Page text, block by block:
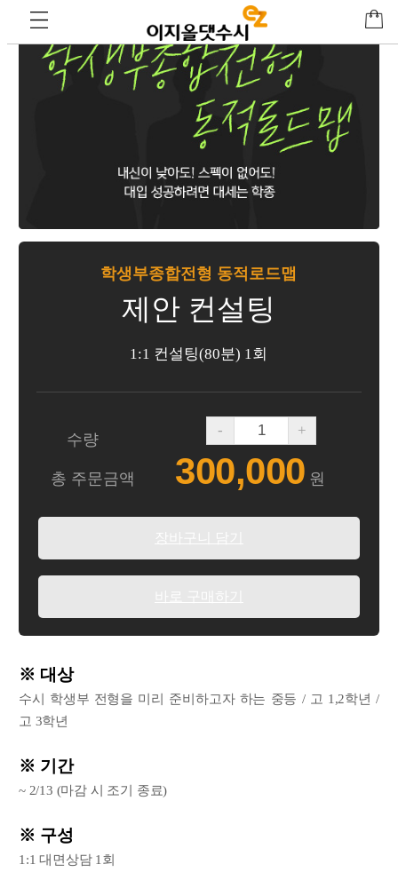
학생부종합전형 동적로드맵
제안 컨설팅
1:1 컨설팅(80분) 1회
수량
- +
총 주문금액 300,000 원
※ 대상
수시 학생부 전형을 미리 준비하고자 하는 중등 / 고 1,2학년 /
고 3학년
※ 기간
~ 2/13 (마감 시 조기 종료)
※ 구성
1:1 대면상담 1회